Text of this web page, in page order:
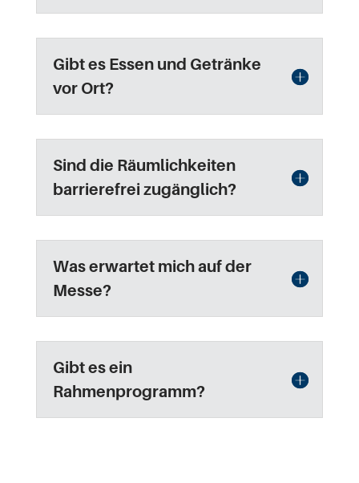
Gibt es Essen und Getränke
vor Ort?
Sind die Räumlichkeiten
barrierefrei zugänglich?
Was erwartet mich auf der
Messe?
Gibt es ein
Rahmenprogramm?